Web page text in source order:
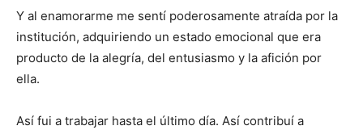
Y al enamorarme me sentí poderosamente atraída por la
institución, adquiriendo un estado emocional que era
producto de la alegría, del entusiasmo y la afición por
ella.
Así fui a trabajar hasta el último día. Así contribuí a